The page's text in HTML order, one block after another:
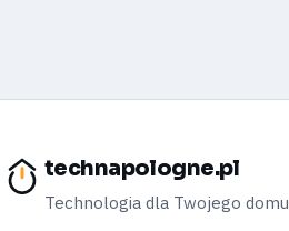
technapologne.pl
Technologia dla Twojego domu